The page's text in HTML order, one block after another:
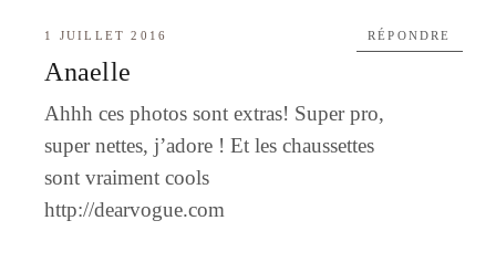
1 JUILLET 2016
Anaelle
Ahhh ces photos sont extras! Super pro,
super nettes, j’adore ! Et les chaussettes
sont vraiment cools
http://dearvogue.com
RÉPONDRE